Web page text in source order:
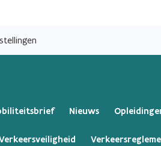
Nieuws